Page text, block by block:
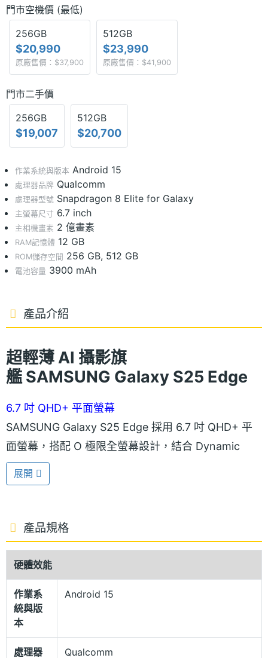
門市空機價 (最低)
256GB
$20,990
原廠售價：$37,900
512GB
$23,990
原廠售價：$41,900
門市二手價
256GB
$19,007
512GB
$20,700
作業系統與版本 Android 15
處理器品牌 Qualcomm
處理器型號 Snapdragon 8 Elite for Galaxy
主螢幕尺寸 6.7 inch
主相機畫素 2 億畫素
RAM記憶體 12 GB
ROM儲存空間 256 GB, 512 GB
電池容量 3900 mAh
產品介紹
超輕薄 AI 攝影旗
艦SAMSUNG Galaxy S25 Edge
6.7 吋 QHD+ 平面螢幕
SAMSUNG Galaxy S25 Edge 採用 6.7 吋 QHD+ 平
面螢幕，搭配 O 極限全螢幕設計，結合 Dynamic
AMOLED 2X 面板，支援 120Hz 螢幕更新率、240Hz
觸控採樣率，擁有 1~120Hz 智慧動態調節功能，依照
ProScaler 與 mDNle AI 影像強化技術，能進一步優化
影像細節與色彩，帶來更沉浸的觀賞體驗。
5.8mm 鈦金屬機身
SAMSUNG Galaxy S25 Edge 採用圓潤流線的機身設
計，厚度僅 5.8mm 的輕薄機身搭配堅固的鈦金屬邊
框，帶來更加輕盈舒適的握持手感。螢幕正面則覆蓋
展開
產品規格
硬體效能
作業系
統與版
本
Android 15
處理器 Qualcomm